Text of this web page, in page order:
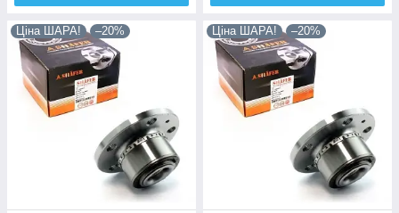
Ціна ШАРА! –20% Ціна ШАРА! –20%